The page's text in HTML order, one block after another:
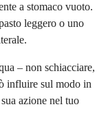
a stomaco vuoto.
leggero o uno
– non schiacciare,
influire sul modo in
azione nel tuo